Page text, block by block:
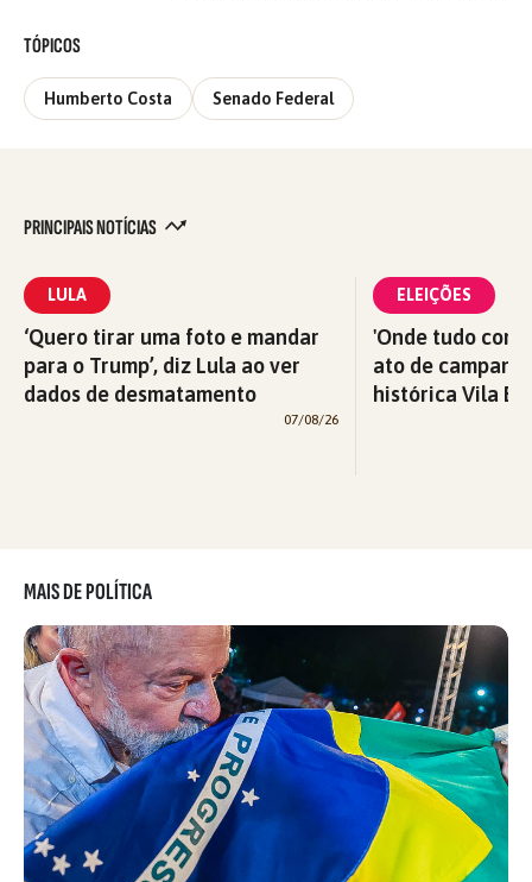
TÓPICOS
Humberto Costa Senado Federal
PRINCIPAIS NOTÍCIAS
LULA
‘Quero tirar uma foto e mandar
para o Trump’, diz Lula ao ver
dados de desmatamento
07/08/26
ELEIÇÕES
'Onde tudo
ato de
histórica Vila
MAIS DE POLÍTICA